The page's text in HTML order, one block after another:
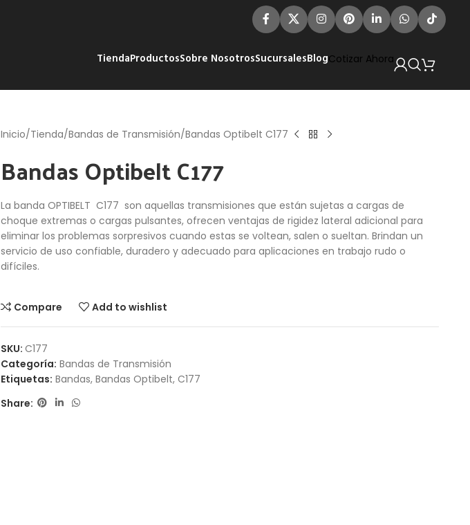
TiendaProductosSobre NosotrosSucursalesBlogCotizar Ahora
Inicio Tienda Bandas de Transmisión Bandas Optibelt C177
Bandas Optibelt C177
La banda OPTIBELT C177 son aquellas transmisiones que están sujetas a cargas de
choque extremas o cargas pulsantes, ofrecen ventajas de rigidez lateral adicional para
eliminar los problemas sorpresivos cuando estas se voltean, salen o sueltan. Brindan un
servicio de uso confiable, duradero y adecuado para aplicaciones en trabajo rudo o
difíciles.
Compare Add to wishlist
SKU: C177
Categoría: Bandas de Transmisión
Etiquetas: Bandas, Bandas Optibelt, C177
Share: